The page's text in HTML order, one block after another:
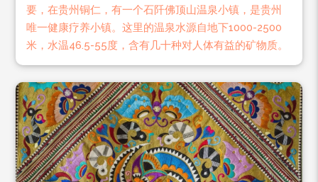
要，在贵州铜仁，有一个石阡佛顶山温泉小镇，是贵州
唯一健康疗养小镇。这里的温泉水源自地下1000-2500
米，水温46.5-55度，含有几十种对人体有益的矿物质。